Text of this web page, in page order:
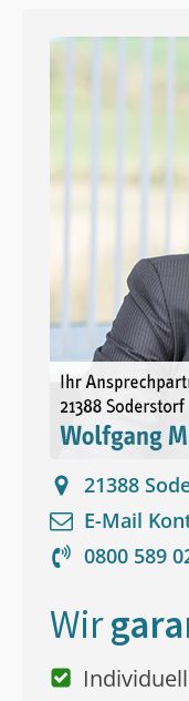
21388
E-Mail
0800 589
Wir